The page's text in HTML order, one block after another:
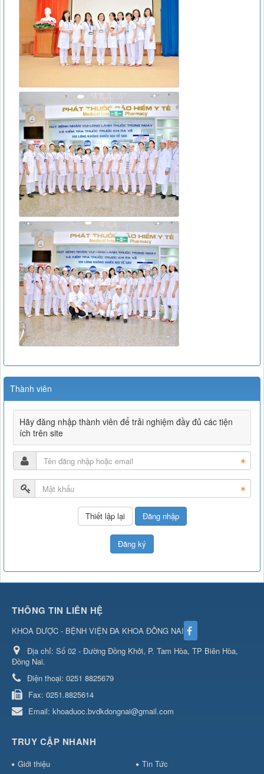
Thành viên
Hãy đăng nhập thành viên để trải nghiệm đầy đủ các tiện
ích trên site
Đăng nhập
Đăng ký
THÔNG TIN LIÊN HỆ
KHOA DƯỢC - BỆNH VIỆN ĐA KHOA ĐỒNG NAI
Địa chỉ: Số 02 - Đường Đồng Khởi, P. Tam Hòa, TP Biên Hòa,
Đồng Nai.
Điện thoại: 0251 8825679
Fax: 0251.8825614
Email: khoaduoc.bvdkdongnai@gmail.com
TRUY CẬP NHANH
Giới thiệu Tin Tức